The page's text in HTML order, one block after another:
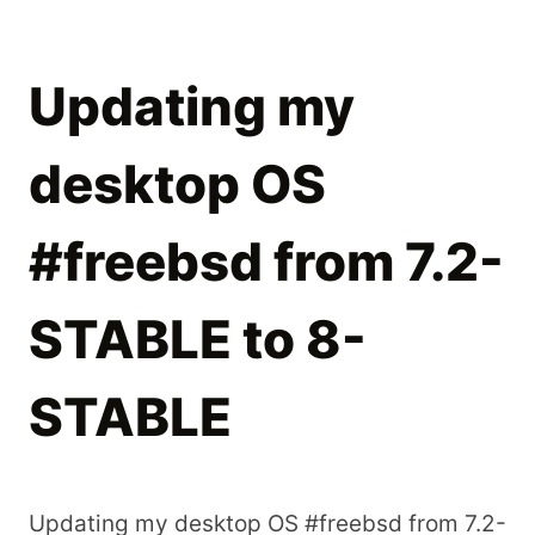
Updating my
desktop OS
#freebsd from 7.2-
STABLE to 8-
STABLE
Updating my desktop OS #freebsd from 7.2-